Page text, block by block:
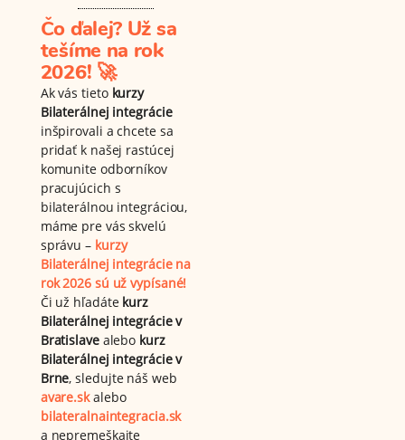
Čo ďalej? Už sa
tešíme na rok
2026! 🚀
Ak vás tieto kurzy
Bilaterálnej integrácie
inšpirovali a chcete sa
pridať k našej rastúcej
komunite odborníkov
pracujúcich s
bilaterálnou integráciou,
máme pre vás skvelú
správu – kurzy
Bilaterálnej integrácie na
rok 2026 sú už vypísané!
Či už hľadáte kurz
Bilaterálnej integrácie v
Bratislavealebo kurz
Bilaterálnej integrácie v
Brne, sledujte náš web
avare.skalebo
bilateralnaintegracia.sk
a nepremeškajte